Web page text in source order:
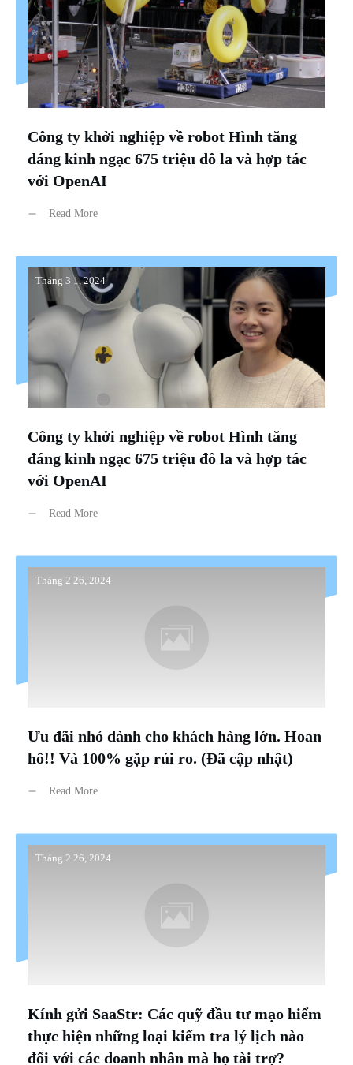
Công ty khởi nghiệp về robot Hình tăng
đáng kinh ngạc 675 triệu đô la và hợp tác
với OpenAI
Read More
Tháng 3 1, 2024
Công ty khởi nghiệp về robot Hình tăng
đáng kinh ngạc 675 triệu đô la và hợp tác
với OpenAI
Read More
Tháng 2 26, 2024
Ưu đãi nhỏ dành cho khách hàng lớn. Hoan
hô!! Và 100% gặp rủi ro. (Đã cập nhật)
Read More
Tháng 2 26, 2024
Kính gửi SaaStr: Các quỹ đầu tư mạo hiểm
thực hiện những loại kiểm tra lý lịch nào
đối với các doanh nhân mà họ tài trợ?